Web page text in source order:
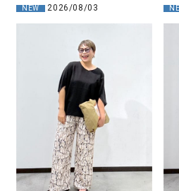
NEW 2026/08/03